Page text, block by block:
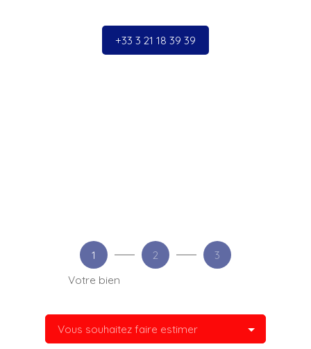
+33 3 21 18 39 39
1
Votre bien
2 3
Vous souhaitez faire estimer